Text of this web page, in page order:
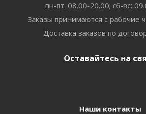
пн-пт: 08.00-20.00; сб-вс:
Заказы принимаются с рабочие
Доставка заказов по
Оставайтесь на
Наши контакты